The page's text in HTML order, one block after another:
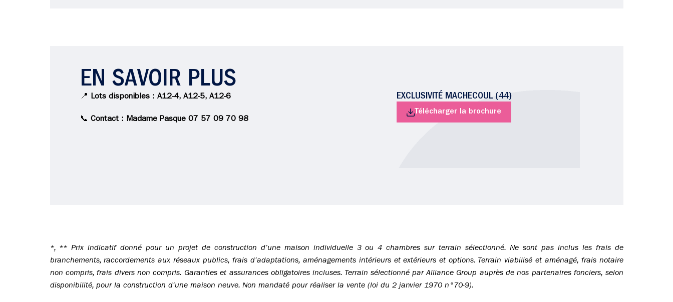
EN SAVOIR PLUS
📍 Lots disponibles : A12-4, A12-5, A12-6
📞 Contact : Madame Pasque 07 57 09 70 98
EXCLUSIVITÉ MACHECOUL (44)
Télécharger la brochure
*, ** Prix indicatif donné pour un projet de construction d’une maison individuelle 3 ou 4 chambres sur terrain sélectionné. Ne sont pas inclus les frais de
branchements, raccordements aux réseaux publics, frais d’adaptations, aménagements intérieurs et extérieurs et options. Terrain viabilisé et aménagé, frais notaire
non compris, frais divers non compris. Garanties et assurances obligatoires incluses. Terrain sélectionné par Alliance Group auprès de nos partenaires fonciers, selon
disponibilité, pour la construction d’une maison neuve. Non mandaté pour réaliser la vente (loi du 2 janvier 1970 n°70-9).